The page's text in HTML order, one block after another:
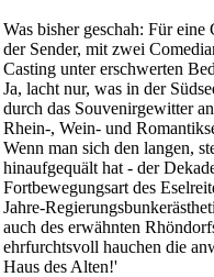
Was bisher geschah: Für
der Sender, mit zwei
Casting unter erschwerten
Ja, lacht nur, was in der
durch das Souvenirgewitter
Rhein-, Wein- und
Wenn man sich den langen,
hinaufgequält hat - der
Fortbewegungsart des
Jahre-
auch des erwähnten
ehrfurchtsvoll hauchen die
Haus des Alten!'